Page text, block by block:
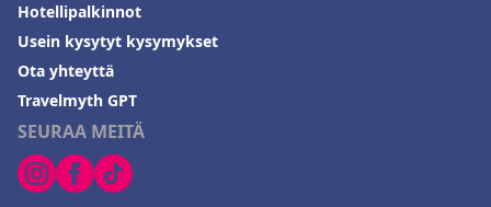
SEURAA MEITÄ
Hotellipalkinnot
Usein kysytyt kysymykset
Ota yhteyttä
Travelmyth GPT